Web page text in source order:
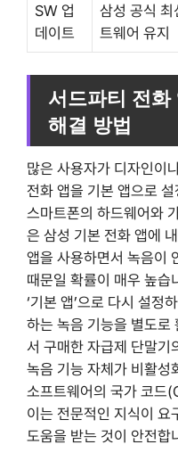
SW 업
데이트
삼성 공식 최
트웨어 유지
서드파티 전
해결 방법
많은 사용자가 디자인이
전화 앱을 기본 앱으로
스마트폰의 하드웨어와
은 삼성 기본 전화 앱에
앱을 사용하면서 녹음이
때문일 확률이 매우 높습
‘기본 앱’으로 다시 설정
하는 녹음 기능을 별도로
서 구매한 자급제 단말기
녹음 기능 자체가 비활성
소프트웨어의 국가 코드
이는 전문적인 지식이 요
도움을 받는 것이 안전합